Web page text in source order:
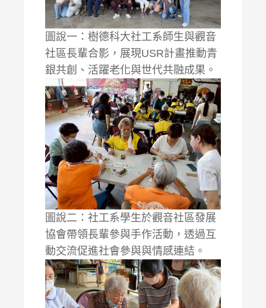
圖說一：樹德科大社工系師生與觀音
社區長輩合影，展現USR計畫推動青
銀共創、活躍老化與世代共融成果。
圖說二：社工系學生於觀音社區發展
協會帶領長輩參與手作活動，透過互
動交流促進社會參與與情感連結。